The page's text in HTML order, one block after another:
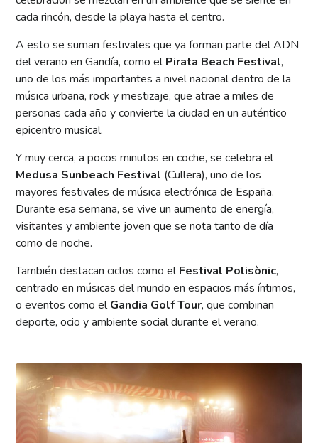
cada rincón, desde la playa hasta el centro.
A esto se suman festivales que ya forman parte del ADN
del verano en Gandía, como elPirata Beach Festival,
uno de los más importantes a nivel nacional dentro de la
música urbana, rock y mestizaje, que atrae a miles de
personas cada año y convierte la ciudad en un auténtico
epicentro musical.
Y muy cerca, a pocos minutos en coche, se celebra el
Medusa Sunbeach Festival (Cullera), uno de los
mayores festivales de música electrónica de España.
Durante esa semana, se vive un aumento de energía,
visitantes y ambiente joven que se nota tanto de día
como de noche.
También destacan ciclos como elFestival Polisònic,
centrado en músicas del mundo en espacios más íntimos,
o eventos como elGandia Golf Tour, que combinan
deporte, ocio y ambiente social durante el verano.